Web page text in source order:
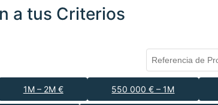
a tus Criterios
1M – 2M € 550 000 € – 1M